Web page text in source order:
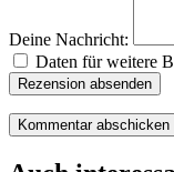
Deine Nachricht:
Daten für weitere
Rezension absenden